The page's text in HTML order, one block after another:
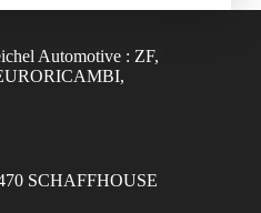
SCHAFFHOUSE